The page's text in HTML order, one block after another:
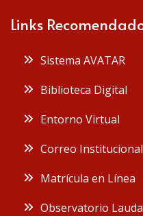
Links
Sistema AVATAR
Biblioteca Digital
Entorno Virtual
Correo Institucional
Matrícula en Línea
Observatorio